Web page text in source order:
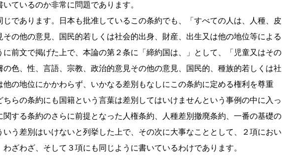
ているのか非常に問題であります。
であります。日本も批准しているこの条約でも、「すべての人は、人種、皮
の他の意見、国民的若しくは社会的出身、財産、出生又は他の地位等による
前文で掲げた上で、本論の第２条に「締約国は、」として、「児童又はその
色、性、言語、宗教、政治的意見その他の意見、国民的、種族的若しくは社
の地位にかかわらず、いかなる差別もなしにこの条約に定める権利を尊重
らの条約にも国籍という言葉は差別してはいけませんという事例の中に入っ
する条約のさらに前提となった人権条約、人種差別撤廃条約、一番の基礎の
う差別はいけないと列挙した上で、その次に大事なこととして、２項におい
ざわざ、そして３項にも同じように書いているわけであります。